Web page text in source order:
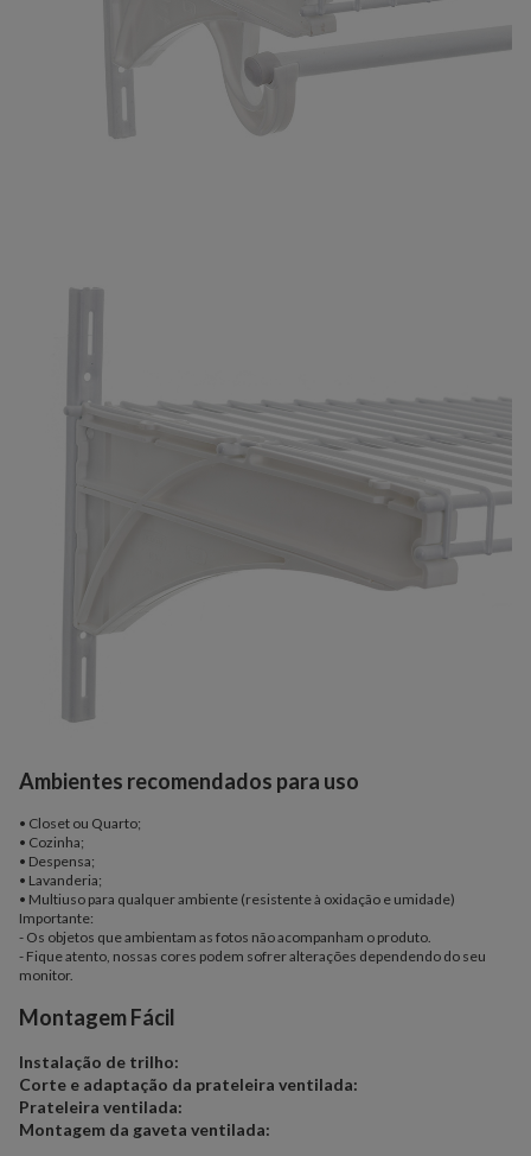
Ambientes recomendados para uso
• Closet ou Quarto;
• Cozinha;
• Despensa;
• Lavanderia;
• Multiuso para qualquer ambiente (resistente à oxidação e umidade)
Importante:
- Os objetos que ambientam as fotos não acompanham o produto.
- Fique atento, nossas cores podem sofrer alterações dependendo do seu
monitor.
Montagem Fácil
Instalação de trilho:
Corte e adaptação da prateleira ventilada:
Prateleira ventilada:
Montagem da gaveta ventilada: